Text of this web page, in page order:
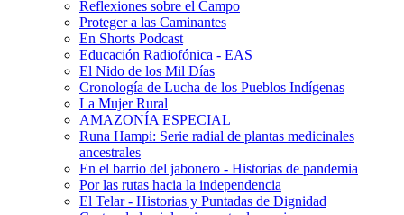
Reflexiones sobre el Campo
Proteger a las Caminantes
En Shorts Podcast
Educación Radiofónica - EAS
El Nido de los Mil Días
Cronología de Lucha de los Pueblos Indígenas
La Mujer Rural
AMAZONÍA ESPECIAL
Runa Hampi: Serie radial de plantas medicinales
ancestrales
En el barrio del jabonero - Historias de pandemia
Por las rutas hacia la independencia
El Telar - Historias y Puntadas de Dignidad